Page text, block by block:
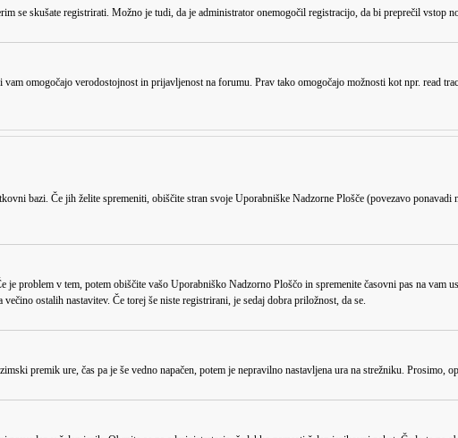
se skušate registrirati. Možno je tudi, da je administrator onemogočil registracijo, da bi preprečil vstop
omogočajo verodostojnost in prijavljenost na forumu. Prav tako omogočajo možnosti kot npr. read
bazi. Če jih želite spremeniti, obiščite stran svoje Uporabniške Nadzorne Plošče (povezavo
je problem v tem, potem obiščite vašo Uporabniško Nadzorno Ploščo in spremenite časovni pas na
ostalih nastavitev. Če torej še niste registrirani, je sedaj dobra priložnost, da se.
premik ure, čas pa je še vedno napačen, potem je nepravilno nastavljena ura na strežniku. Prosimo,